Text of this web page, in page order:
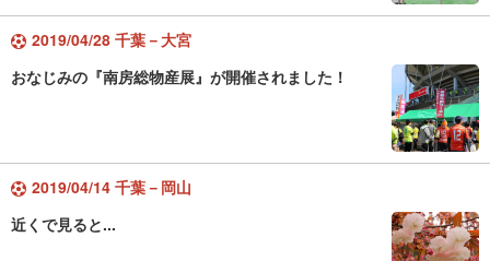
2019/04/28 千葉－大宮
おなじみの『南房総物産展』が開催されました！
2019/04/14 千葉－岡山
近くで見ると...